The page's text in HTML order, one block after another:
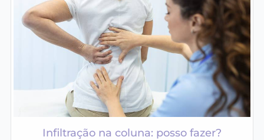
Infiltração na coluna: posso fazer?